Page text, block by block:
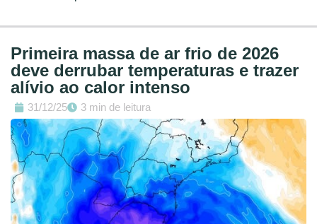
Primeira massa de ar frio de 2026
deve derrubar temperaturas e trazer
alívio ao calor intenso
31/12/25 3 min de leitura